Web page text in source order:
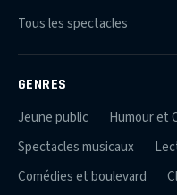
Tous les spectacles
GENRES
Jeune public
Humour et
Spectacles musicaux
Comédies et boulevard